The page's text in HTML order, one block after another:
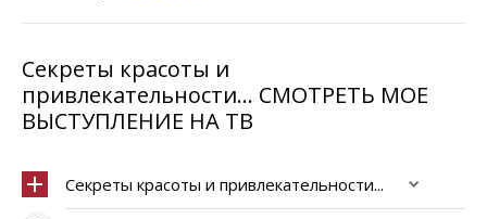
Секреты красоты и
привлекательности... СМОТРЕТЬ МОЕ
ВЫСТУПЛЕНИЕ НА ТВ
Секреты красоты и привлекательности...